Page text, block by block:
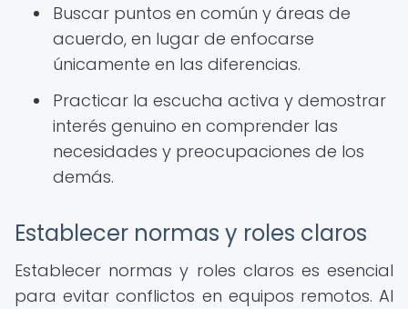
Buscar puntos en común y áreas de
acuerdo, en lugar de enfocarse
únicamente en las diferencias.
Practicar la escucha activa y demostrar
interés genuino en comprender las
necesidades y preocupaciones de los
demás.
Establecer normas y roles claros
Establecer normas y roles claros es esencial
para evitar conflictos en equipos remotos. Al